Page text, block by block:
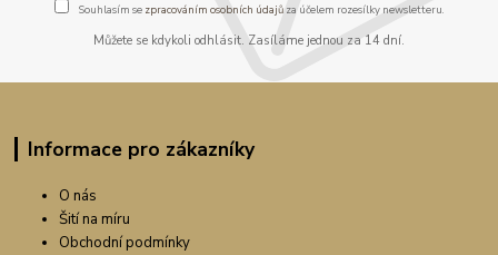
Souhlasím se zpracováním osobních údajůza účelem rozesílky newsletteru.
Můžete se kdykoli odhlásit. Zasíláme jednou za 14 dní.
Informace pro zákazníky
O nás
Šití na míru
Obchodní podmínky